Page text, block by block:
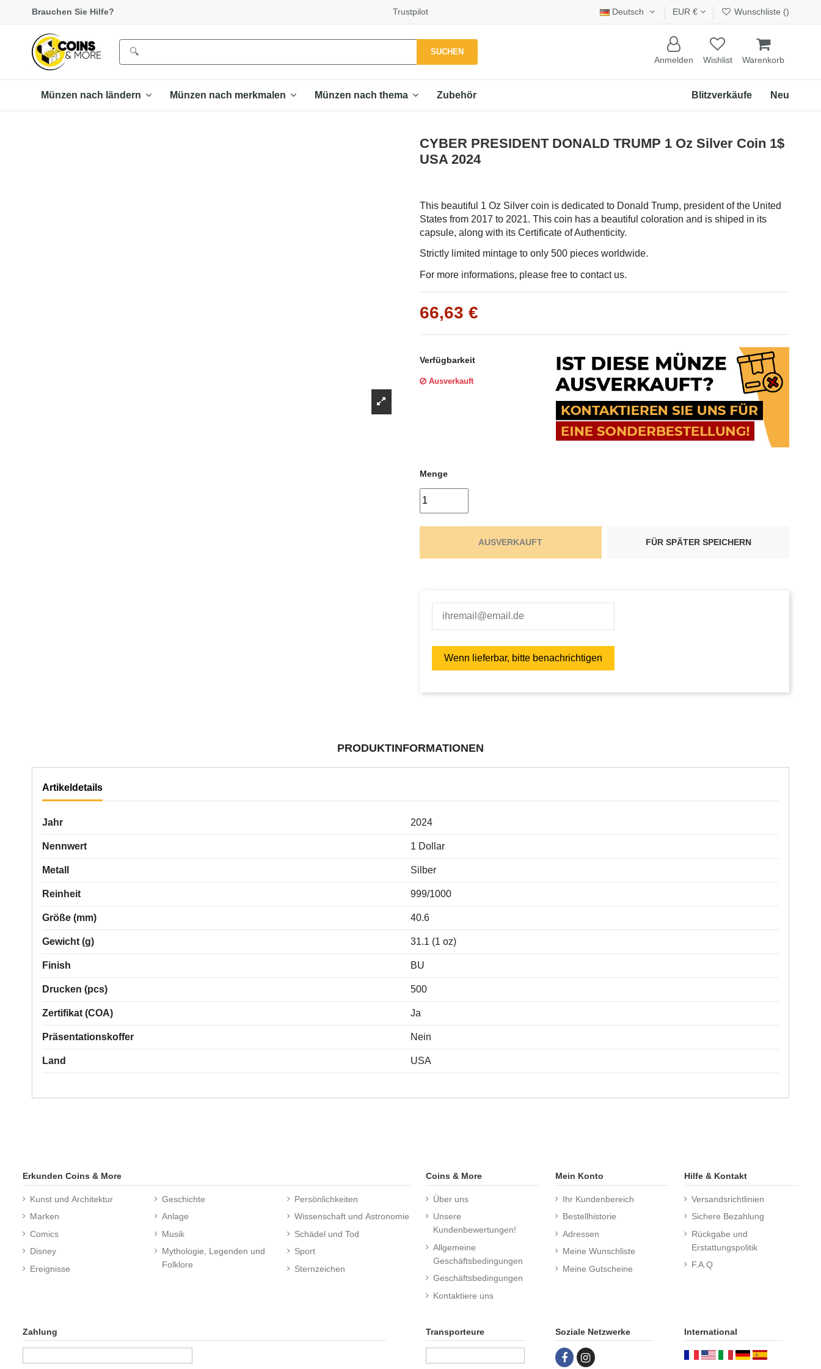
Γ
Brauchen Sie Hilfe? Trustpilot Deutsch EUR € Wunschliste ()
SUCHEN
Anmelden Wishlist Warenkorb
Münzen nach ländern Münzen nach merkmalen Münzen nach thema Zubehör Neu
Blitzverkäufe
CYBER PRESIDENT DONALD TRUMP 1 Oz Silver Coin 1$
USA 2024
This beautiful 1 Oz Silver coin is dedicated to Donald Trump, president of the United
States from 2017 to 2021. This coin has a beautiful coloration and is shiped in its
capsule, along with its Certificate of Authenticity.
Strictly limited mintage to only 500 pieces worldwide.
For more informations, please free to contact us.
66,63 €
Verfügbarkeit
Ausverkauft
Menge
AUSVERKAUFT FÜR SPÄTER SPEICHERN
PRODUKTINFORMATIONEN
Artikeldetails
Jahr 2024
Nennwert 1 Dollar
Metall Silber
Reinheit 999/1000
Größe (mm) 40.6
Gewicht (g) 31.1 (1 oz)
Finish BU
Drucken (pcs) 500
Zertifikat (COA) Ja
Präsentationskoffer Nein
Land USA
Erkunden Coins & More
Kunst und Architektur
Marken
Comics
Disney
Ereignisse
Geschichte
Anlage
Musik
Mythologie, Legenden und
Folklore
Persönlichkeiten
Wissenschaft und Astronomie
Schädel und Tod
Sport
Sternzeichen
Coins & More
Über uns
Unsere
Kundenbewertungen!
Allgemeine
Geschäftsbedingungen
Geschäftsbedingungen
Kontaktiere uns
Mein Konto
Ihr Kundenbereich
Bestellhistorie
Adressen
Meine Wunschliste
Meine Gutscheine
Hilfe & Kontakt
Versandsrichtlinien
Sichere Bezahlung
Rückgabe und
Erstattungspolitik
F.A.Q
Zahlung Transporteure Soziale Netzwerke International